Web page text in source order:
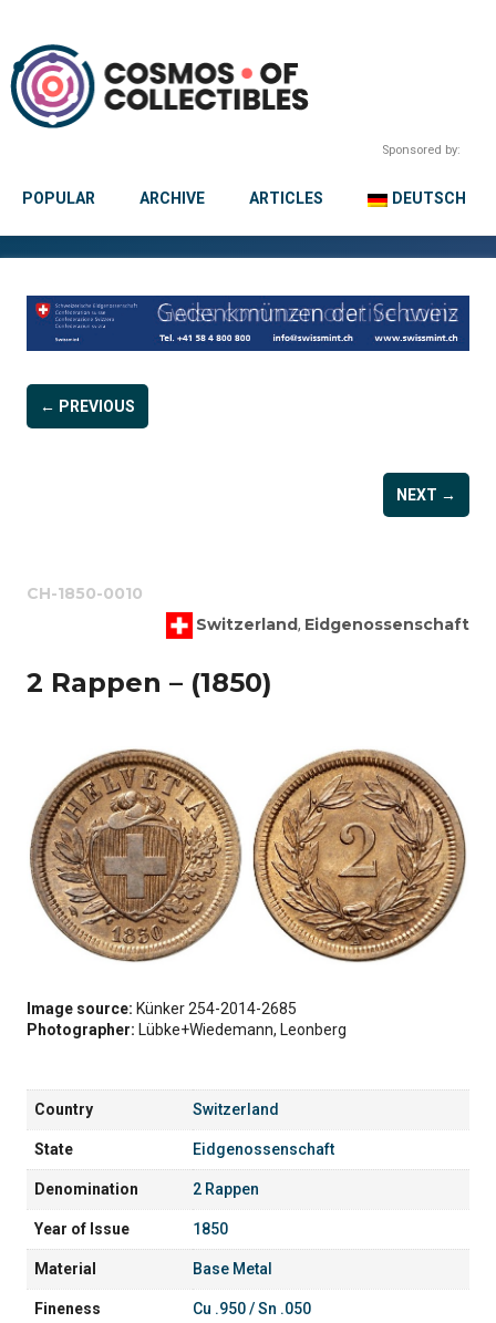
Sponsored by:
POPULAR ARCHIVE ARTICLES DEUTSCH
← PREVIOUS
NEXT →
CH-1850-0010
Switzerland, Eidgenossenschaft
2 Rappen – (1850)
Image source: Künker 254-2014-2685
Photographer: Lübke+Wiedemann, Leonberg
Country Switzerland
State Eidgenossenschaft
Denomination 2 Rappen
Year of Issue 1850
Material Base Metal
Fineness Cu .950 / Sn .050